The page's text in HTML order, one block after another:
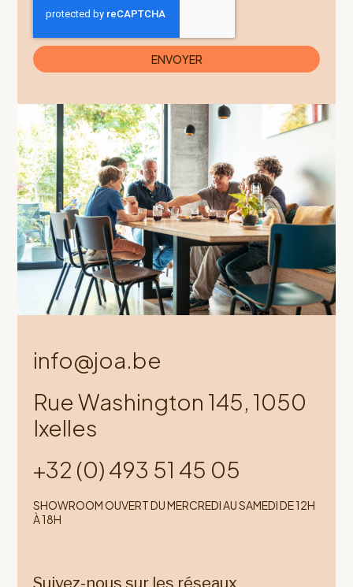
ENVOYER
info@joa.be
Rue Washington 145, 1050
Ixelles
+32 (0) 493 51 45 05
SHOWROOM OUVERT DU MERCREDI AU SAMEDI DE 12H
À 18H
Suivez-nous sur les réseaux